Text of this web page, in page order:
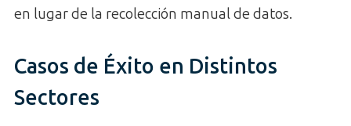
en lugar de la recolección manual de datos.
Casos de Éxito en Distintos
Sectores